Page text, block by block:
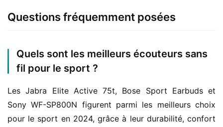
Questions fréquemment posées
Quels sont les meilleurs écouteurs sans
fil pour le sport ?
Les Jabra Elite Active 75t, Bose Sport Earbuds et
Sony WF-SP800N figurent parmi les meilleurs choix
pour le sport en 2024, grâce à leur durabilité, confort